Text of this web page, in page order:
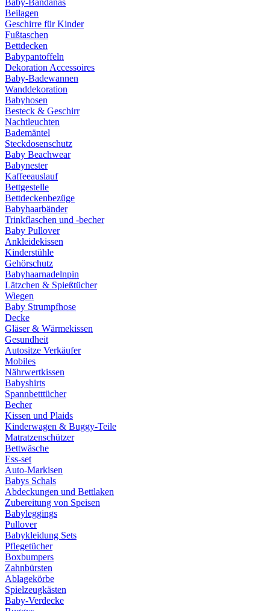
Baby-Bandanas
Beilagen
Geschirre für Kinder
Fußtaschen
Bettdecken
Babypantoffeln
Dekoration Accessoires
Baby-Badewannen
Wanddekoration
Babyhosen
Besteck & Geschirr
Nachtleuchten
Bademäntel
Steckdosenschutz
Baby Beachwear
Babynester
Kaffeeauslauf
Bettgestelle
Bettdeckenbezüge
Babyhaarbänder
Trinkflaschen und -becher
Baby Pullover
Ankleidekissen
Kinderstühle
Gehörschutz
Babyhaarnadelnpin
Lätzchen & Spießtücher
Wiegen
Baby Strumpfhose
Decke
Gläser & Wärmekissen
Gesundheit
Autositze Verkäufer
Mobiles
Nährwertkissen
Babyshirts
Spannbetttücher
Becher
Kissen und Plaids
Kinderwagen & Buggy-Teile
Matratzenschützer
Bettwäsche
Ess-set
Auto-Markisen
Babys Schals
Abdeckungen und Bettlaken
Zubereitung von Speisen
Babyleggings
Pullover
Babykleidung Sets
Pflegetücher
Boxbumpers
Zahnbürsten
Ablagekörbe
Spielzeugkästen
Baby-Verdecke